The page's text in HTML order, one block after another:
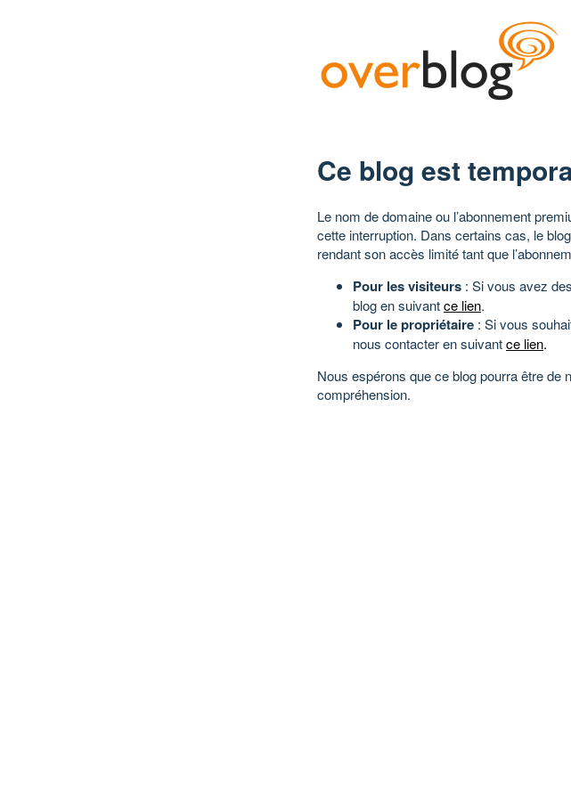
Ce blog est
Le nom de domaine ou l’abonnement
cette interruption. Dans certains cas, le
rendant son accès limité tant que
Pour les visiteurs : Si vous avez
blog en suivantce lien.
Pour le propriétaire : Si vous
nous contacter en suivantce lien.
Nous espérons que ce blog pourra être
compréhension.